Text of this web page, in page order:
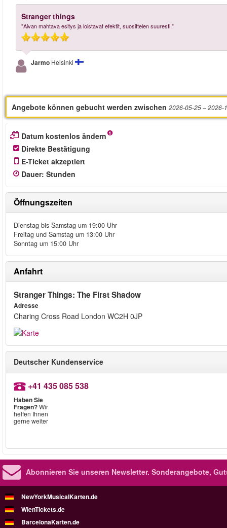
Stranger things
"Aivan mahtava esitys ja loistavat efektit, suosittelen suuresti."
Jarmo Helsinki
Angebote können gebucht werden zwischen 2026-05-25– 2026-
Datum kostenlos ändern
Direkte Bestätigung
E-Ticket akzeptiert
Dauer: Stunden
Öffnungszeiten
Dienstag bis Samstag um 19:00 Uhr
Freitag und Samstag um 13:00 Uhr
Sonntag um 15:00 Uhr
Anfahrt
Stranger Things: The First Shadow
Adresse
Charing Cross Road London WC2H 0JP
Deutscher Kundenservice
+41 435 085 538
Haben Sie
Fragen?Wir
helfen Ihnen
gerne weiter
Abonnieren Sie unseren Newsletter. Sonderangebote,
NewYorkMusicalKarten.de
WienTickets.de
BarcelonaKarten.de